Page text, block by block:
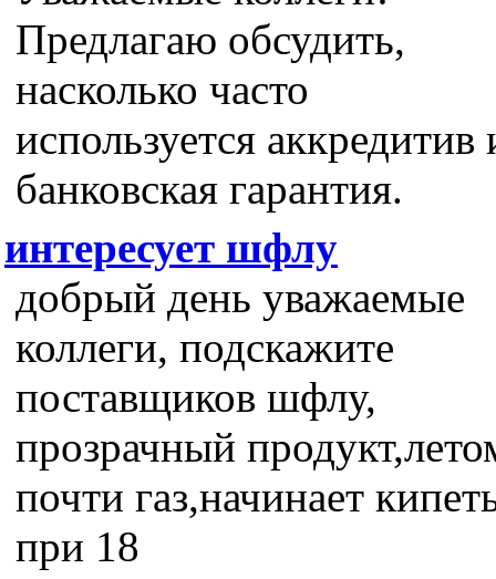
Предлагаю обсудить,
насколько часто
используется аккредитив
банковская гарантия.
интересует шфлу
добрый день уважаемые
коллеги, подскажите
поставщиков шфлу,
прозрачный
почти газ,начинает
при 18